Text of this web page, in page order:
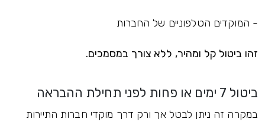
- המוקדים הטלפוניים של החברות
זהו ביטול קל ומהיר, ללא צורך במסמכים.
ביטול 7 ימים או פחות לפני תחילת ההבראה
במקרה זה ניתן לבטל אך ורק דרך מוקדי חברות התיירות